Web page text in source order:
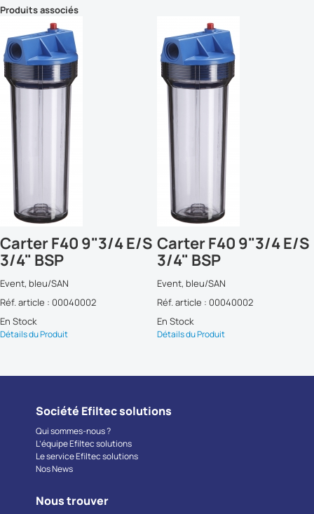
Produits associés
Carter F40 9"3/4 E/S
3/4" BSP
Event, bleu/SAN
Réf. article : 00040002
En Stock
Détails du Produit
Carter F40 9"3/4 E/S
3/4" BSP
Event, bleu/SAN
Réf. article : 00040002
En Stock
Détails du Produit
Société Efiltec solutions
Qui sommes-nous ?
L’équipe Efiltec solutions
Le service Efiltec solutions
Nos News
Nous trouver